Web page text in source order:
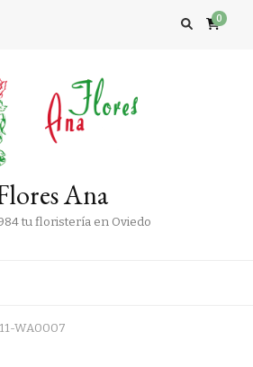
0
Ana
tu floristería en Oviedo
WA0007